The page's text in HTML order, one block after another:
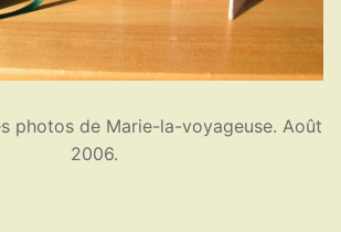
photos de Marie-la-voyageuse. Août
2006.